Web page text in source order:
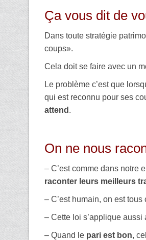
Ça vous dit de
Dans toute stratégie
coups».
Cela doit se faire avec un
Le problème c’est que
qui est reconnu pour ses
attend .
On ne nous
– C’est comme dans notre
raconter leurs meilleurs
– C’est humain, on est tous
– Cette loi s’applique
– Quand le pari est bon,